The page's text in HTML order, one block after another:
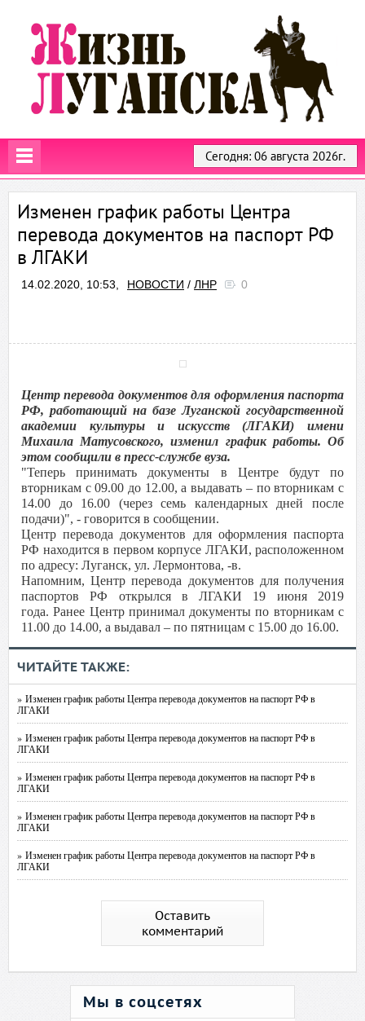
Сегодня: 06 августа 2026г.
Изменен график работы Центра
перевода документов на паспорт РФ
в ЛГАКИ
14.02.2020, 10:53, НОВОСТИ / ЛНР 0
Центр перевода документов для оформления паспорта
РФ, работающий на базе Луганской государственной
академии культуры и искусств (ЛГАКИ) имени
Михаила Матусовского, изменил график работы. Об
этом сообщили в пресс-службе вуза.
"Теперь принимать документы в Центре будут по
вторникам с 09.00 до 12.00, а выдавать – по вторникам с
14.00 до 16.00 (через семь календарных дней после
подачи)", - говорится в сообщении.
Центр перевода документов для оформления паспорта
РФ находится в первом корпусе ЛГАКИ, расположенном
по адресу: Луганск, ул. Лермонтова, -в.
Напомним, Центр перевода документов для получения
паспортов РФ открылся в ЛГАКИ 19 июня 2019
года. Ранее Центр принимал документы по вторникам с
11.00 до 14.00, а выдавал – по пятницам с 15.00 до 16.00.
ЧИТАЙТЕ ТАКЖЕ:
» Изменен график работы Центра перевода документов на паспорт РФ в
ЛГАКИ
» Изменен график работы Центра перевода документов на паспорт РФ в
ЛГАКИ
» Изменен график работы Центра перевода документов на паспорт РФ в
ЛГАКИ
» Изменен график работы Центра перевода документов на паспорт РФ в
ЛГАКИ
» Изменен график работы Центра перевода документов на паспорт РФ в
ЛГАКИ
Оставить
комментарий
Мы в соцсетях